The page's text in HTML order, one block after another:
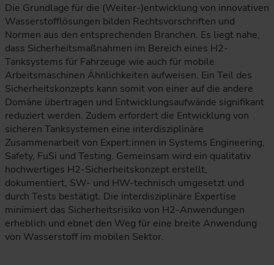
Die Grundlage für die (Weiter-)entwicklung von innovativen
Wasserstofflösungen bilden Rechtsvorschriften und
Normen aus den entsprechenden Branchen. Es liegt nahe,
dass Sicherheitsmaßnahmen im Bereich eines H2-
Tanksystems für Fahrzeuge wie auch für mobile
Arbeitsmaschinen Ähnlichkeiten aufweisen. Ein Teil des
Sicherheitskonzepts kann somit von einer auf die andere
Domäne übertragen und Entwicklungsaufwände signifikant
reduziert werden. Zudem erfordert die Entwicklung von
sicheren Tanksystemen eine interdisziplinäre
Zusammenarbeit von Expert:innen in Systems Engineering,
Safety, FuSi und Testing. Gemeinsam wird ein qualitativ
hochwertiges H2-Sicherheitskonzept erstellt,
dokumentiert, SW- und HW-technisch umgesetzt und
durch Tests bestätigt. Die interdisziplinäre Expertise
minimiert das Sicherheitsrisiko von H2-Anwendungen
erheblich und ebnet den Weg für eine breite Anwendung
von Wasserstoff im mobilen Sektor.